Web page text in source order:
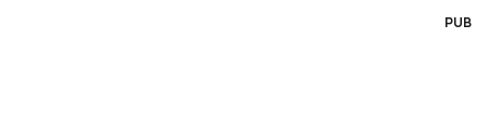
PUB